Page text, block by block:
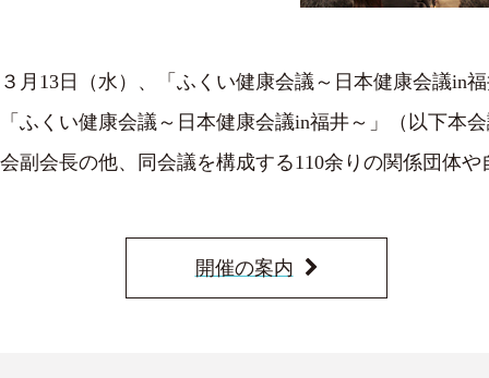
３月13日（水）、「ふくい健康会議～日本健康会議in
「ふくい健康会議～日本健康会議in福井～」（以下本
会副会長の他、同会議を構成する110余りの関係団体
開催の案内